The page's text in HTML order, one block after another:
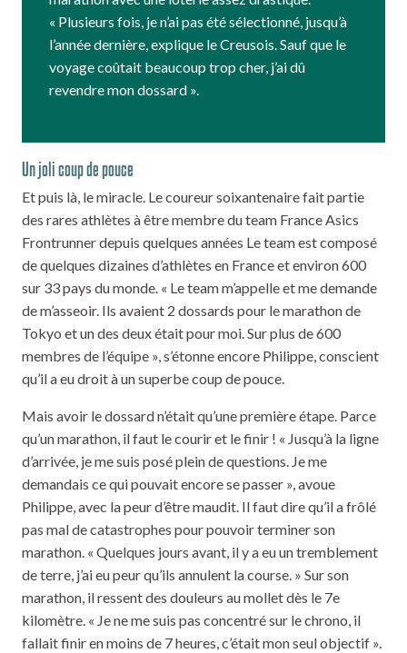
« Plusieurs fois, je n’ai pas été sélectionné, jusqu’à
l’année dernière, explique le Creusois. Sauf que le
voyage coûtait beaucoup trop cher, j’ai dû
revendre mon dossard ».
Un joli coup de pouce
Et puis là, le miracle. Le coureur soixantenaire fait partie
des rares athlètes à être membre du team France Asics
Frontrunner depuis quelques années Le team est composé
de quelques dizaines d’athlètes en France et environ 600
sur 33 pays du monde. « Le team m’appelle et me demande
de m’asseoir. Ils avaient 2 dossards pour le marathon de
Tokyo et un des deux était pour moi. Sur plus de 600
membres de l’équipe », s’étonne encore Philippe, conscient
qu’il a eu droit à un superbe coup de pouce.
Mais avoir le dossard n’était qu’une première étape. Parce
qu’un marathon, il faut le courir et le finir ! « Jusqu’à la ligne
d’arrivée, je me suis posé plein de questions. Je me
demandais ce qui pouvait encore se passer », avoue
Philippe, avec la peur d’être maudit. Il faut dire qu’il a frôlé
pas mal de catastrophes pour pouvoir terminer son
marathon. « Quelques jours avant, il y a eu un tremblement
de terre, j’ai eu peur qu’ils annulent la course. » Sur son
marathon, il ressent des douleurs au mollet dès le 7e
kilomètre. « Je ne me suis pas concentré sur le chrono, il
fallait finir en moins de 7 heures, c’était mon seul objectif ».